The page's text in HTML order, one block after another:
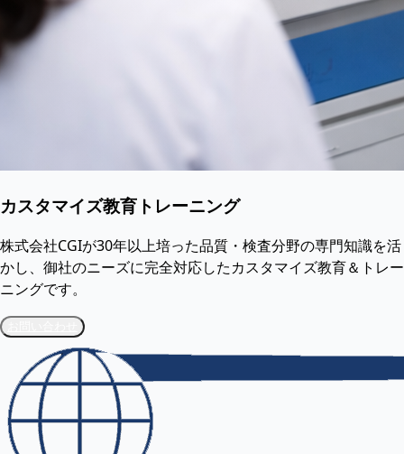
カスタマイズ教育トレーニング
株式会社CGIが30年以上培った品質・検査分野の専門知識を活
かし、御社のニーズに完全対応したカスタマイズ教育＆トレー
ニングです。